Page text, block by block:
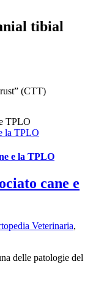
tibial
(CTT)
la TPLO
e la TPLO
cane e
Veterinaria,
delle patologie del